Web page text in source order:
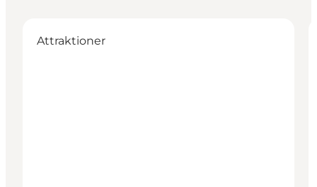
Attraktioner